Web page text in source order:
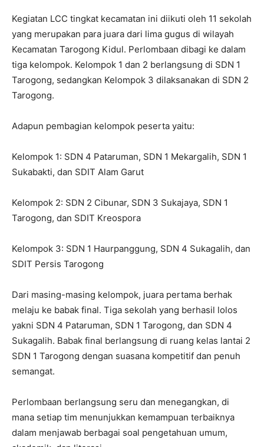
Sukagalih. Babak final berlangsung di ruang kelas lantai 2
SDN 1 Tarogong dengan suasana kompetitif dan penuh
semangat.
Perlombaan berlangsung seru dan menegangkan, di
mana setiap tim menunjukkan kemampuan terbaiknya
akademik, dan literasi.
Ketua pelaksana, H. Enung Parhanudin, S.Pd., M.M., yang
juga menjabat sebagai Kepala SDN 2 Tarogong sekaligus
apresiasi atas semangat dan sportivitas seluruh peserta.
pengawas sekolah Ida Siti Farida, M.Pd., serta Ketua K2S
Kecamatan Tarogong Kidul, Yanti Sri Mulyanti Arni, M.Pd.
Sementara itu, Kepala SDN 4 Pataruman, Ariana, S.Pd.,
mengungkapkan rasa bangga atas prestasi yang diraih
siswanya. Hal senada disampaikan Kepala SDN 1
Tarogong, Sadiah, S.Pd., dan Kepala SDN 4 Sukagalih,
Yulia Susanti, S.Pd., yang mengapresiasi perjuangan para
peserta didik.
Dengan hasil ini, SDN 4 Pataruman berhak mewakili
Kecamatan Tarogong Kidul ke tingkat selanjutnya.
Prestasi tersebut diharapkan dapat menjadi motivasi bagi